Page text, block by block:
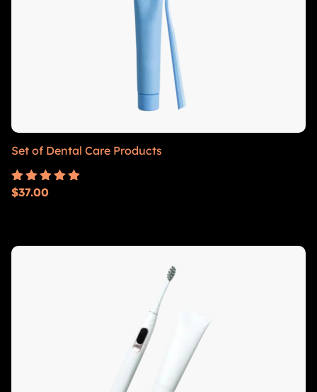
Set of Dental Care Products
Rated
$37.00